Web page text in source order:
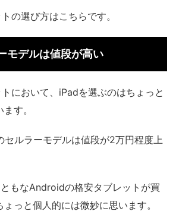
の選び方はこちらです。
モデルは値段が高い
において、iPadを選ぶのはちょっと
す。
セルラーモデルは値段が2万円程度上
もなAndroidの格安タブレットが買
っと個人的には微妙に思います。